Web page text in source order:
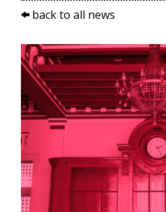
back to all news